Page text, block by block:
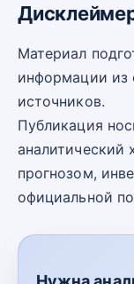
Материал
информации из
источников.
Публикация
аналитический
прогнозом,
официальной